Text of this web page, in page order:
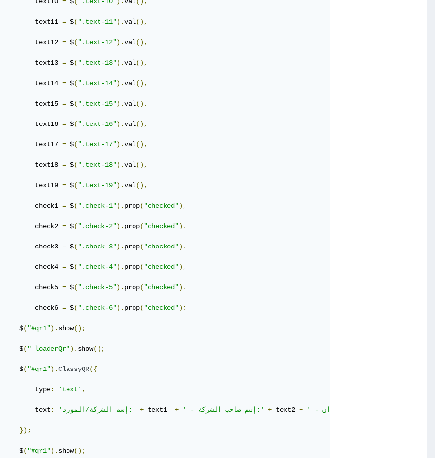
text11
= $( ".text-11").val(),
text12
= $( ".text-12").val(),
text13
= $( ".text-13").val(),
text14
= $( ".text-14").val(),
text15
= $( ".text-15").val(),
text16
= $( ".text-16").val(),
text17
= $( ".text-17").val(),
text18
= $( ".text-18").val(),
text19
= $( ".text-19").val(),
check1
= $( ".check-1"). prop( "checked"),
check2
= $( ".check-2"). prop( "checked"),
check3
= $( ".check-3"). prop( "checked"),
check4
= $( ".check-4"). prop( "checked"),
check5
= $( ".check-5"). prop( "checked"),
check6
= $( ".check-6"). prop( "checked");
$
( "#qr1"). show();
$
( ".loaderQr"). show();
$
( "#qr1").ClassyQR({
type
: 'text' ,
text
: 'إسم الشركة/المورد:' + text1 + ' - إسم صاحب الشركة:' + text2 +
});
$
( "#qr1"). show();